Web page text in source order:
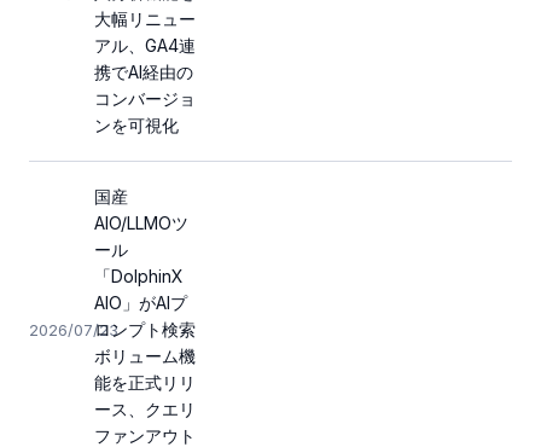
大幅リニュー
アル、GA4連
携でAI経由の
コンバージョ
ンを可視化
2026/07/23
国産
AIO/LLMOツ
ール
「DolphinX
AIO」がAIプ
ロンプト検索
ボリューム機
能を正式リリ
ース、クエリ
ファンアウト